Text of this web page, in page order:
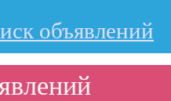
объявлений